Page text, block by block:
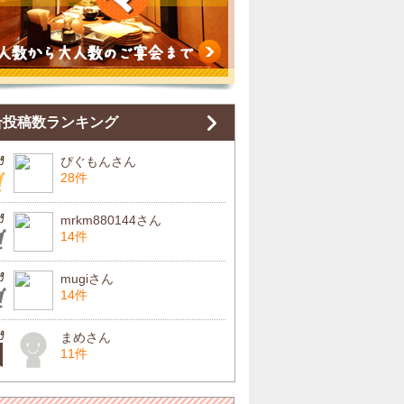
稿数ランキング
ぴぐもんさん
28件
mrkm880144さん
14件
mugiさん
14件
まめさん
11件